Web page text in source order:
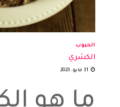
الحبوب
الكشري
31 مايو، 2023